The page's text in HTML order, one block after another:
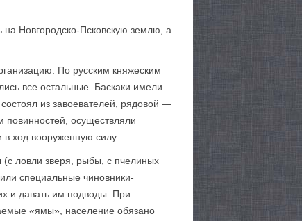
Новгородско-Псковскую землю, а
По русским княжеским
все остальные. Баскаки имели
из завоевателей, рядовой —
повинностей, осуществляли
в ход вооруженную силу.
ловли зверя, рыбы, с пчелиных
специальные чиновники-
и давать им подводы. При
«ямы», население обязано